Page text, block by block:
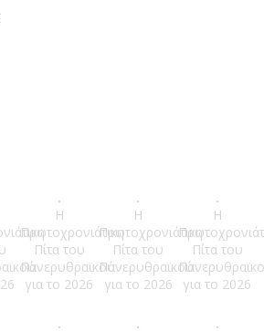
Η
Πρωτοχρονιάτικη
Πίτα του
Πανερυθραϊκού
για το 2026
Η
Πρωτοχρονιάτικη
Πίτα του
Πανερυθραϊκού
για το 2026
Η
Πίτα του
για το 2026